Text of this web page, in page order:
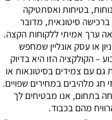
בטיחות ואסתטיקה
סיטונאית, מדובר
ערך אמיתי ללקוחות הקצה.
או עסק אונליין שמחפש
– הקולקציה הזו היא בדיוק
עם צמידים בסיטונאות או
חג מלהיבים במחירים שפויים.
בתחום, אנו מבטיחים לך
מהם בכבוד.